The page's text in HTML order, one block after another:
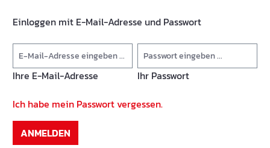
Einloggen mit E-Mail-Adresse und Passwort
Ihre E-Mail-Adresse
Ihr Passwort
Ich habe mein Passwort vergessen.
ANMELDEN